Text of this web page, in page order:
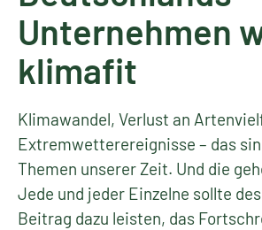
Unternehmen
klimafit
Klimawandel, Verlust an
Extremwetterereignisse – das
Themen unserer Zeit. Und die
Jede und jeder Einzelne sollte
Beitrag dazu leisten, das